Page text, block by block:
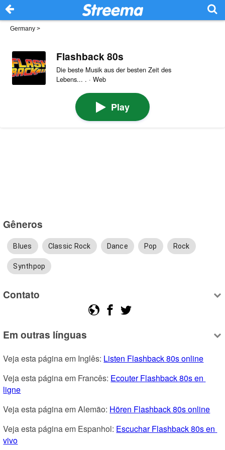
Germany >
Flashback 80s
Die beste Musik aus der besten Zeit des
Lebens... . · Web
Play
Gêneros
Blues Classic Rock Dance Pop Rock
Synthpop
Contato
Em outras línguas
Veja esta página em Inglês: Listen Flashback 80s online
Veja esta página em Francês: Ecouter Flashback 80s en
ligne
Veja esta página em Alemão: Hören Flashback 80s online
Veja esta página em Espanhol: Escuchar Flashback 80s en
vivo